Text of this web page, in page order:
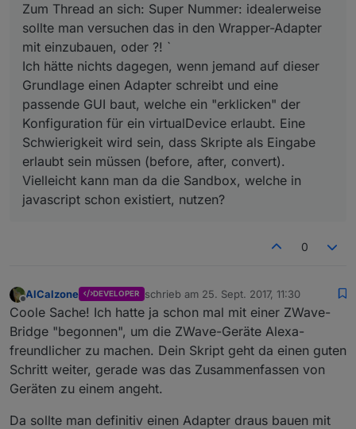
        }
    }.bind(
this));
    log(
'connected ' + state +
}
VirtualDevice.prototype.subRead = function
var
func = function (obj) {
//@todo aggregations
        log(
'executing function before for '
(newDelay !== undefined && newDelay
                log(
'executing function after for '
                readObj.after(
this, val);
            }.bind(
this));
        }.bind(
this));
    }.bind(
this);
    func({state: getState(trigger.id)});
    on(trigger, func);
}
Zum Thread an sich: Super Nummer: idealerweise
sollte man versuchen das in den Wrapper-Adapter
mit einzubauen, oder ?! `
Ich hätte nichts dagegen, wenn jemand auf dieser
Grundlage einen Adapter schreibt und eine
passende GUI baut, welche ein "erklicken" der
Konfiguration für ein virtualDevice erlaubt. Eine
Schwierigkeit wird sein, dass Skripte als Eingabe
erlaubt sein müssen (before, after, convert).
Vielleicht kann man da die Sandbox, welche in
javascript schon existiert, nutzen?
0
Offline
AlCalzone DEVELOPER schrieb am 25. Sept. 2017, 11:30
zuletzt editiert von
Coole Sache! Ich hatte ja schon mal mit einer ZWave-
Bridge "begonnen", um die ZWave-Geräte Alexa-
freundlicher zu machen. Dein Skript geht da einen guten
Schritt weiter, gerade was das Zusammenfassen von
Geräten zu einem angeht.
Da sollte man definitiv einen Adapter draus bauen mit